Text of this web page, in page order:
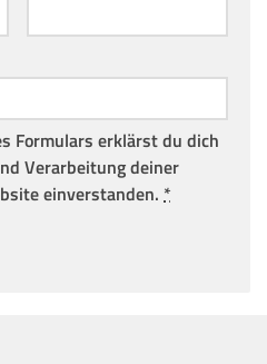
Formulars erklärst du dich
Verarbeitung deiner
einverstanden. *